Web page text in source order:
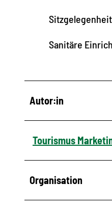
Sanitäre
Autor:in
Tourismus
Organisation